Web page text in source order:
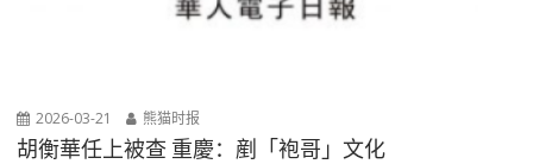
2026-03-21 熊猫时报
胡衡華任上被查 重慶：剷「袍哥」文化